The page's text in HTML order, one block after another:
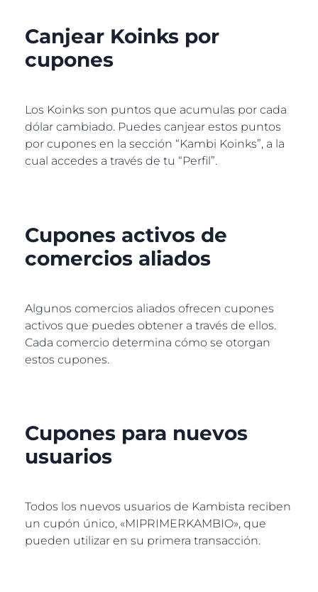
Canjear Koinks por
cupones
Los Koinks son puntos que acumulas por cada
dólar cambiado. Puedes canjear estos puntos
por cupones en la sección “Kambi Koinks”, a la
cual accedes a través de tu “Perfil”.
Cupones activos de
comercios aliados
Algunos comercios aliados ofrecen cupones
activos que puedes obtener a través de ellos.
Cada comercio determina cómo se otorgan
estos cupones.
Cupones para nuevos
usuarios
Todos los nuevos usuarios de Kambista reciben
un cupón único, «MIPRIMERKAMBIO», que
pueden utilizar en su primera transacción.